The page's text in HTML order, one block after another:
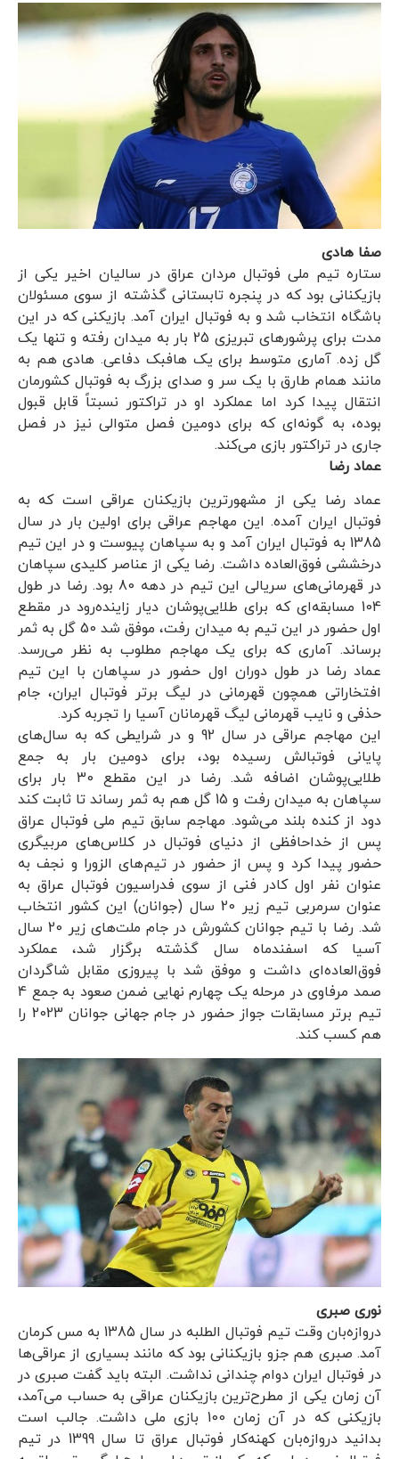
صفا هادی
ستاره تیم ملی فوتبال مردان عراق در سالیان اخیر یکی از
بازیکنانی بود که در پنجره تابستانی گذشته از سوی مسئولان
باشگاه انتخاب شد و به فوتبال ایران آمد. بازیکنی که در این
مدت برای پرشورهای تبریزی 25 بار به میدان رفته و تنها یک
گل زده. آماری متوسط برای یک هافبک دفاعی. هادی هم به
مانند همام طارق با یک سر و صدای بزرگ به فوتبال کشورمان
انتقال پیدا کرد اما عملکرد او در تراکتور نسبتاً قابل قبول
بوده، به گونه‌ای که برای دومین فصل متوالی نیز در فصل
جاری در تراکتور بازی می‌کند.
عماد رضا
عماد رضا یکی از مشهورترین بازیکنان عراقی است که به
فوتبال ایران آمده. این مهاجم عراقی برای اولین بار در سال
1385 به فوتبال ایران آمد و به سپاهان پیوست و در این تیم
درخششی فوق‌العاده داشت. رضا یکی از عناصر کلیدی سپاهان
در قهرمانی‌های سریالی این تیم در دهه 80 بود. رضا در طول
104 مسابقه‌ای که برای طلایی‌پوشان دیار زاینده‌رود در مقطع
اول حضور در این تیم به میدان رفت، موفق شد 50 گل به ثمر
برساند. آماری که برای یک مهاجم مطلوب به نظر می‌رسد.
عماد رضا در طول دوران اول حضور در سپاهان با این تیم
افتخاراتی همچون قهرمانی در لیگ برتر فوتبال ایران، جام
حذفی و نایب قهرمانی لیگ قهرمانان آسیا را تجربه کرد.
این مهاجم عراقی در سال 92 و در شرایطی که به سال‌های
پایانی فوتبالش رسیده بود، برای دومین بار به جمع
طلایی‌پوشان اضافه شد. رضا در این مقطع 30 بار برای
سپاهان به میدان رفت و 15 گل هم به ثمر رساند تا ثابت کند
دود از کنده بلند می‌شود. مهاجم سابق تیم ملی فوتبال عراق
پس از خداحافظی از دنیای فوتبال در کلاس‌های مربیگری
حضور پیدا کرد و پس از حضور در تیم‌های الزورا و نجف به
عنوان نفر اول کادر فنی از سوی فدراسیون فوتبال عراق به
عنوان سرمربی تیم زیر 20 سال (جوانان) این کشور انتخاب
شد. رضا با تیم جوانان کشورش در جام ملت‌های زیر 20 سال
آسیا که اسفندماه سال گذشته برگزار شد، عملکرد
فوق‌العاده‌ای داشت و موفق شد با پیروزی مقابل شاگردان
صمد مرفاوی در مرحله یک چهارم نهایی ضمن صعود به جمع 4
تیم برتر مسابقات جواز حضور در جام جهانی جوانان 2023 را
هم کسب کند.
نوری صبری
دروازه‌بان وقت تیم فوتبال الطلبه در سال 1385 به مس کرمان
آمد. صبری هم جزو بازیکنانی بود که مانند بسیاری از عراقی‌ها
در فوتبال ایران دوام چندانی نداشت. البته باید گفت صبری در
آن زمان یکی از مطرح‌ترین بازیکنان عراقی به حساب می‌آمد،
بازیکنی که در آن زمان 100 بازی ملی داشت. جالب است
بدانید دروازه‌بان کهنه‌کار فوتبال عراق تا سال 1399 در تیم